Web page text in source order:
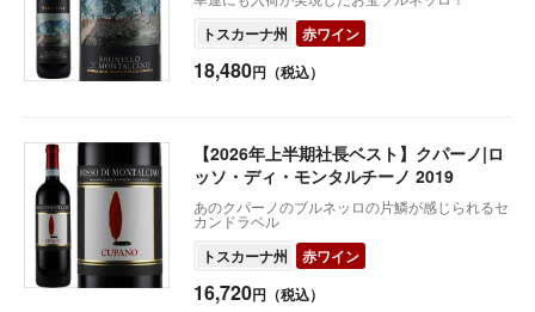
トスカーナ州 赤ワイン
18,480円（税込）
【2026年上半期社長ベスト】クパーノ|ロ
ッソ・ディ・モンタルチーノ 2019
あのクパーノのブルネッロの片鱗が感じられるセ
カンドラベル
トスカーナ州 赤ワイン
16,720円（税込）